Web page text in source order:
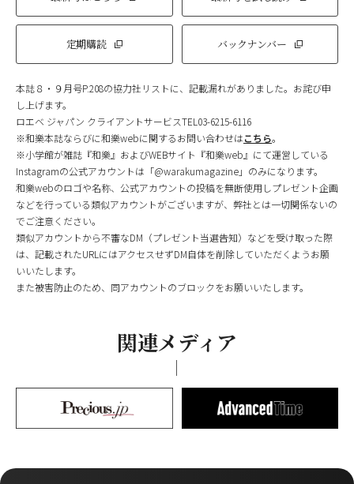
定期購読 バックナンバー
本誌８・９月号P.208の協力社リストに、記載漏れがありました。お詫び申
し上げます。
ロエベ ジャパン クライアントサービスTEL03-6215-6116
※和樂本誌ならびに和樂webに関するお問い合わせはこちら。
※小学館が雑誌『和樂』およびWEBサイト『和樂web』にて運営している
Instagramの公式アカウントは「@warakumagazine」のみになります。
和樂webのロゴや名称、公式アカウントの投稿を無断使用しプレゼント企画
などを行っている類似アカウントがございますが、弊社とは一切関係ないの
でご注意ください。
類似アカウントから不審なDM（プレゼント当選告知）などを受け取った際
は、記載されたURLにはアクセスせずDM自体を削除していただくようお願
いいたします。
また被害防止のため、同アカウントのブロックをお願いいたします。
関連メディア